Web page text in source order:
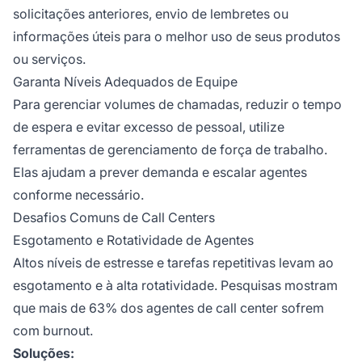
solicitações anteriores, envio de lembretes ou
informações úteis para o melhor uso de seus produtos
ou serviços.
Garanta Níveis Adequados de Equipe
Para gerenciar volumes de chamadas, reduzir o tempo
de espera e evitar excesso de pessoal, utilize
ferramentas de gerenciamento de força de trabalho.
Elas ajudam a prever demanda e escalar agentes
conforme necessário.
Desafios Comuns de Call Centers
Esgotamento e Rotatividade de Agentes
Altos níveis de estresse e tarefas repetitivas levam ao
esgotamento e à alta rotatividade. Pesquisas mostram
que mais de 63% dos agentes de call center sofrem
com burnout.
Soluções: